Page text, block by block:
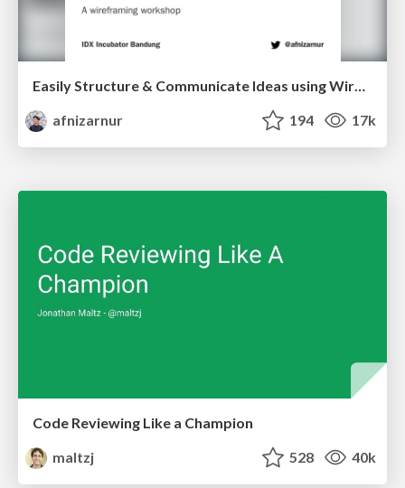
Easily Structure & Communicate Ideas using Wireframe
afnizarnur
194 17k
Code Reviewing Like a Champion
maltzj
528 40k